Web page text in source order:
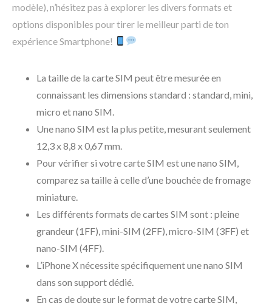
modèle), n’hésitez pas à explorer les divers formats et
options disponibles pour tirer le meilleur parti de ton
expérience Smartphone!
La taille de la carte SIM peut être mesurée en
connaissant les dimensions standard : standard, mini,
micro et nano SIM.
Une nano SIM est la plus petite, mesurant seulement
12,3 x 8,8 x 0,67 mm.
Pour vérifier si votre carte SIM est une nano SIM,
comparez sa taille à celle d’une bouchée de fromage
miniature.
Les différents formats de cartes SIM sont : pleine
grandeur (1FF), mini-SIM (2FF), micro-SIM (3FF) et
nano-SIM (4FF).
L’iPhone X nécessite spécifiquement une nano SIM
dans son support dédié.
En cas de doute sur le format de votre carte SIM,